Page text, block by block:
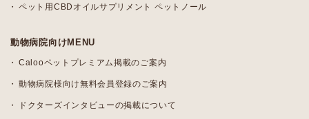
ペット用CBDオイルサプリメント ペットノール
動物病院向けMENU
Calooペットプレミアム掲載のご案内
動物病院様向け無料会員登録のご案内
ドクターズインタビューの掲載について